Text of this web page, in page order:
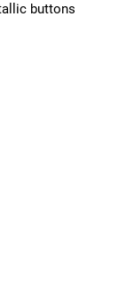
buttons